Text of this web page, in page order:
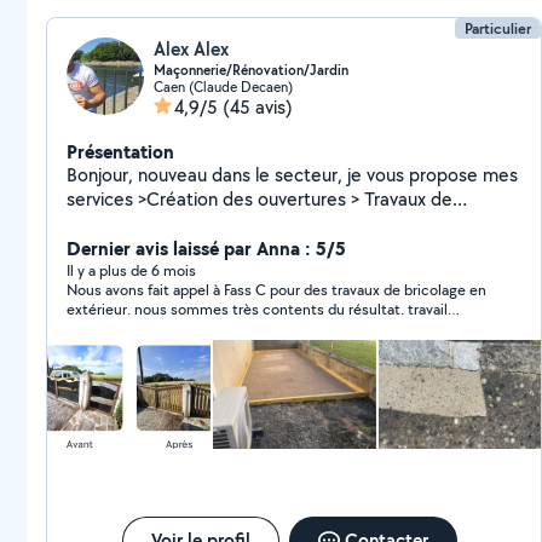
Particulier
Alex Alex
Maçonnerie/Rénovation/Jardin
Caen (Claude Decaen)
4,9/5 (45 avis)
Présentation
Bonjour, nouveau dans le secteur, je vous propose mes
services >Création des ouvertures > Travaux de
des Espaces Verts >Aménagement de Jardin N'hésitez
pas à me contacter afin de pouvoir réaliser vos projets
ensemble .
Dernier avis laissé par Anna : 5/5
Il y a plus de 6 mois
Nous avons fait appel à Fass C pour des travaux de bricolage en
extérieur. nous sommes très contents du résultat. travail
comme prévu, sympathique et aime le travail bien fait.